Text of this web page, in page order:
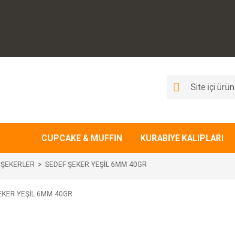
CUPCAKE & MUFFIN KURABİYE KALIPLARI
ŞEKERLER SEDEF ŞEKER YEŞİL 6MM 40GR